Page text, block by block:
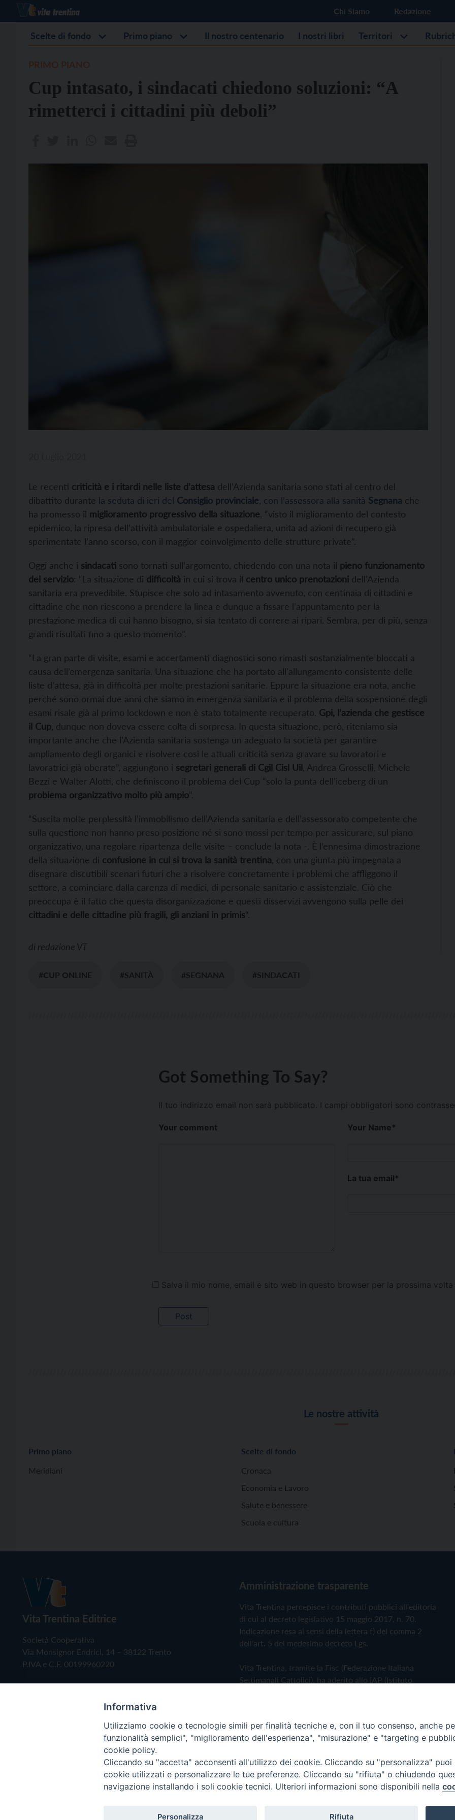
Chi Siamo Redazione
Scelte di fondo Primo piano Il nostro centenario I nostri libri Territori
Cup intasato, i sindacati chiedono soluzioni: “A
rimetterci i cittadini più deboli”
Le recenti criticità e i ritardi nelle liste d’attesa dell’Azienda sanitaria sono stati al centro del
dibattito durante la seduta di ieri del Consiglio provinciale, con l’assessora alla sanità Segnana che
ha promesso il miglioramento progressivo della situazione , “visto il miglioramento del contesto
epidemico, la ripresa dell’attività ambulatoriale e ospedaliera, unita ad azioni di recupero già
sperimentate l’anno scorso, con il maggior coinvolgimento delle strutture private”.
Oggi anche i sindacati sono tornati sull’argomento, chiedendo con una nota il pieno funzionamento
del servizio: “La situazione di difficoltà in cui si trova il centro unico prenotazioni dell’Azienda
sanitaria era prevedibile. Stupisce che solo ad intasamento avvenuto, con centinaia di cittadini e
cittadine che non riescono a prendere la linea e dunque a fissare l’appuntamento per la
prestazione medica di cui hanno bisogno, si sia tentato di correre ai ripari. Sembra, per di più, senza
grandi risultati fino a questo momento”.
“La gran parte di visite, esami e accertamenti diagnostici sono rimasti sostanzialmente bloccati a
causa dell’emergenza sanitaria. Una situazione che ha portato all’allungamento consistente delle
liste d’attesa, già in difficoltà per molte prestazioni sanitarie. Eppure la situazione era nota, anche
perché sono ormai due anni che siamo in emergenza sanitaria e il problema della sospensione degli
esami risale già al primo lockdown e non è stato totalmente recuperato. Gpi, l’azienda che gestisce
il Cup , dunque non doveva essere colta di sorpresa. In questa situazione, però, riteniamo sia
importante anche che l’Azienda sanitaria sostenga un adeguato la società per garantire
ampliamento degli organici e risolvere così le attuali criticità senza gravare su lavoratori e
lavoratrici già oberate”, aggiungono i segretari generali di Cgil Cisl Uil , Andrea Grosselli, Michele
Bezzi e Walter Alotti, che definiscono il problema del Cup “solo la punta dell’iceberg di un
problema organizzativo molto più ampio“.
“Suscita molte perplessità l’immobilismo dell’Azienda sanitaria e dell’assessorato competente che
sulla questione non hanno preso posizione né si sono mossi per tempo per assicurare, sul piano
organizzativo, una regolare ripartenza delle visite – conclude la nota -. È l’ennesima dimostrazione
della situazione di confusione in cui si trova la sanità trentina , con una giunta più impegnata a
disegnare discutibili scenari futuri che a risolvere concretamente i problemi che affliggono il
settore, a cominciare dalla carenza di medici, di personale sanitario e assistenziale. Ciò che
preoccupa è il fatto che questa disorganizzazione e questi disservizi avvengono sulla pelle dei
cittadini e delle cittadine più fragili, gli anziani in primis“.
di redazione VT
#CUP ONLINE #SANITÀ #SEGNANA #SINDACATI
Got Something To Say?
Il tuo indirizzo email non sarà pubblicato. I campi obbligatori sono
Your comment Your Name*
La tua email*
Salva il mio nome, email e sito web in questo browser per la prossima
Le nostre attività
Primo piano
Meridiani
Scelte di fondo
Cronaca
Economia e Lavoro
Salute e benessere
Scuola e cultura
Vita Trentina Editrice
Società Cooperativa
Via Monsignor Endrici, 14 – 38122 Trento
P.IVA e C.F. 00199960220
Amministrazione trasparente
Vita Trentina percepisce i contributi pubblici all'editoria
di cui al decreto legislativo 15 maggio 2017, n. 70.
Indicazione resa ai sensi della lettera f) del comma 2
dell'art. 5 del medesimo decreto Lgs.
Vita Trentina, tramite la Fisc (Federazione Italiana
Settimanali Cattolici), ha aderito allo IAP (Istituto
Privacy Policy Cookie Policy
Copyright © 2019 - Tutti i diritti riservati - Vita Trentina Editrice
Informativa
Utilizziamo cookie o tecnologie simili per finalità tecniche e, con il tuo consenso, anche
funzionalità semplici", "miglioramento dell'esperienza", "misurazione" e "targeting e
cookie policy.
Cliccando su "accetta" acconsenti all'utilizzo dei cookie. Cliccando su "personalizza"
cookie utilizzati e personalizzare le tue preferenze. Cliccando su "rifiuta" o chiudendo
navigazione installando i soli cookie tecnici. Ulteriori informazioni sono disponibili nella
Personalizza Rifiuta